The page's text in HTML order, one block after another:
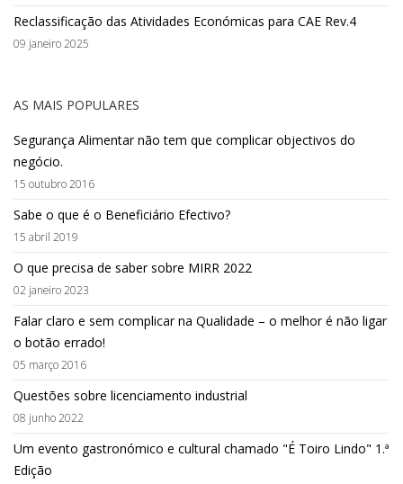
Reclassificação das Atividades Económicas para CAE Rev.4
09 janeiro 2025
AS MAIS POPULARES
Segurança Alimentar não tem que complicar objectivos do
negócio.
15 outubro 2016
Sabe o que é o Beneficiário Efectivo?
15 abril 2019
O que precisa de saber sobre MIRR 2022
02 janeiro 2023
Falar claro e sem complicar na Qualidade – o melhor é não ligar
o botão errado!
05 março 2016
Questões sobre licenciamento industrial
08 junho 2022
Um evento gastronómico e cultural chamado "É Toiro Lindo" 1.ª
Edição